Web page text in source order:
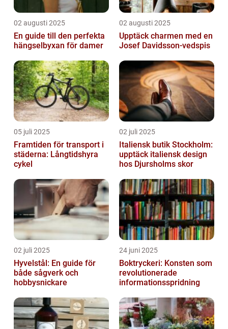
02 augusti 2025
En guide till den perfekta
hängselbyxan för damer
02 augusti 2025
Upptäck charmen med en
Josef Davidsson-vedspis
05 juli 2025
Framtiden för transport i
städerna: Långtidshyra
cykel
02 juli 2025
Italiensk butik Stockholm:
upptäck italiensk design
hos Djursholms skor
02 juli 2025
Hyvelstål: En guide för
både sågverk och
hobbysnickare
24 juni 2025
Boktryckeri: Konsten som
revolutionerade
informationsspridning